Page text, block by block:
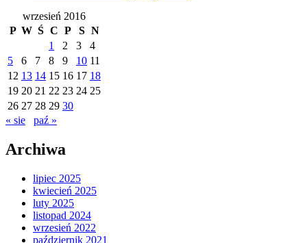
wrzesień 2016
P W Ś C P S N
1
2 3
4
5
6 7 8 9 10 11
12 13 14 15 16 17 18
19 20 21 22 23 24 25
26 27 28 29 30
« sie
paź »
Archiwa
lipiec 2025
kwiecień 2025
luty 2025
listopad 2024
wrzesień 2022
październik 2021